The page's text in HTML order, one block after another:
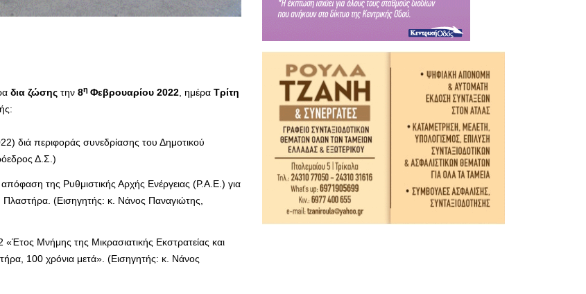
δια ζώσης την 8η Φεβρουαρίου 2022 , ημέρα Τρίτη
διά περιφοράς συνεδρίασης του Δημοτικού
Δ.Σ.)
της Ρυθμιστικής Αρχής Ενέργειας (Ρ.Α.Ε.) για
(Εισηγητής: κ. Νάνος Παναγιώτης,
Μνήμης της Μικρασιατικής Εκστρατείας και
100 χρόνια μετά». (Εισηγητής: κ. Νάνος